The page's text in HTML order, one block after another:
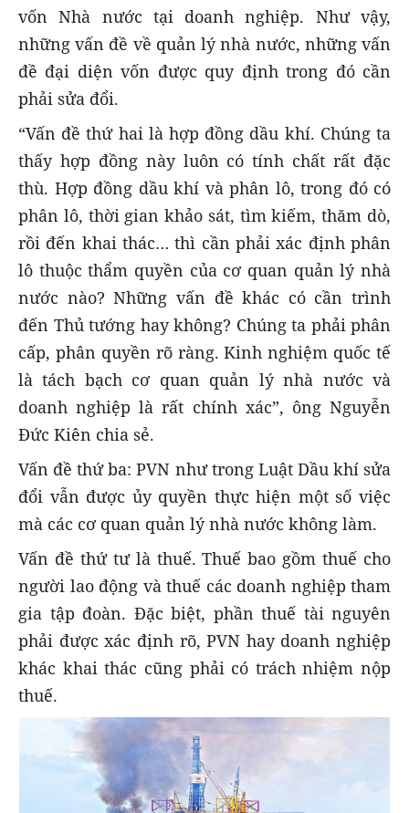
vốn Nhà nước tại doanh nghiệp. Như vậy,
những vấn đề về quản lý nhà nước, những vấn
đề đại diện vốn được quy định trong đó cần
phải sửa đổi.
“Vấn đề thứ hai là hợp đồng dầu khí. Chúng ta
thấy hợp đồng này luôn có tính chất rất đặc
thù. Hợp đồng dầu khí và phân lô, trong đó có
phân lô, thời gian khảo sát, tìm kiếm, thăm dò,
rồi đến khai thác… thì cần phải xác định phân
lô thuộc thẩm quyền của cơ quan quản lý nhà
nước nào? Những vấn đề khác có cần trình
đến Thủ tướng hay không? Chúng ta phải phân
cấp, phân quyền rõ ràng. Kinh nghiệm quốc tế
là tách bạch cơ quan quản lý nhà nước và
doanh nghiệp là rất chính xác”, ông Nguyễn
Đức Kiên chia sẻ.
Vấn đề thứ ba: PVN như trong Luật Dầu khí sửa
đổi vẫn được ủy quyền thực hiện một số việc
mà các cơ quan quản lý nhà nước không làm.
Vấn đề thứ tư là thuế. Thuế bao gồm thuế cho
người lao động và thuế các doanh nghiệp tham
gia tập đoàn. Đặc biệt, phần thuế tài nguyên
phải được xác định rõ, PVN hay doanh nghiệp
khác khai thác cũng phải có trách nhiệm nộp
thuế.